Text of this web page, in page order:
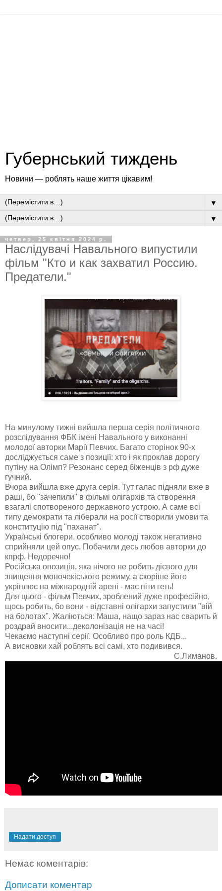
Губернський тиждень
Новини — роблять наше життя цікавим!
▼
▼
четвер, 25 квітня 2024 р.
Наслідувачі Навального випустили
фільм "Кто и как захватил Россию.
Предатели."
На минулому тижні вийшла перша серія політичного
розслідування ФБК імені Навального у виконанні
молодої авторки Марії Певчих. Багато сторінок 90-х
досліджується саме з позиції: хто і як проклав дорогу
путіну на Олімп? Резонанс серед біженців з рф дуже
гучний.
Вчора вийшла вже друга серія. Тут галас підняли вже в
раші, бо "зачепили" в фільмі олігархів та створення
взагалі спотвореного державного устрою. А саме всі
типу демократи та ліберали на росії створили умови та
конституцію під "паханат".
Українські блогери, особливо молоді також негативно
сприйняли цей опус. Побачили десь любов авторки до
кпрф. Недоречно!
Російська опозиція, яка нічого не робить дієвого для
знищення моночекіського режиму, а скоріше його
укріплює на міжнародній арені - має піти геть!
Для цього - фільм Певчих, зроблений дуже професійно,
щось робить, бо вони - відставні олігархи запустили "вій
на болотах". Жаліються: Маша, нащо зараз нас сварить й
роздрай вносити...деколонізація не на часі!
Чекаємо наступні серії. Особливо про роль КДБ...
А висновки хай роблять всі самі, хто подивився.
С.Лиманов.
Надати доступ
Немає коментарів:
Дописати коментар